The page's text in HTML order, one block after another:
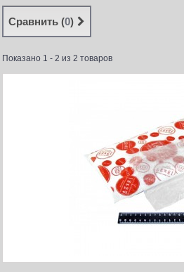
Сравнить (0)
Показано 1 - 2 из 2 товаров